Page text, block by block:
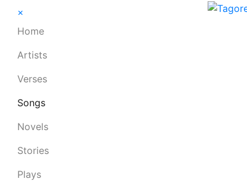
×
Home
Artists
Verses
Songs
Novels
Stories
Plays